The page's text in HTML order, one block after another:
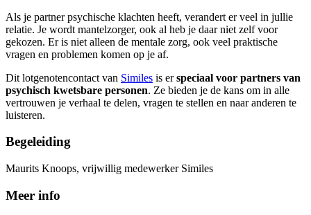
Als je partner psychische klachten heeft, verandert er veel in jullie
relatie. Je wordt mantelzorger, ook al heb je daar niet zelf voor
gekozen. Er is niet alleen de mentale zorg, ook veel praktische
vragen en problemen komen op je af.
Dit lotgenotencontact van Similes is erspeciaal voor partners van
psychisch kwetsbare personen. Ze bieden je de kans om in alle
vertrouwen je verhaal te delen, vragen te stellen en naar anderen te
luisteren.
Begeleiding
Maurits Knoops, vrijwillig medewerker Similes
Meer info